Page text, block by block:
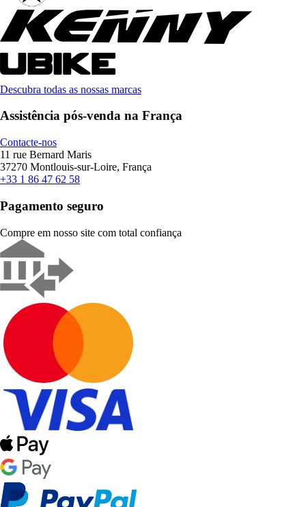
Descubra todas as nossas marcas
Assistência pós-venda na França
Contacte-nos
11 rue Bernard Maris
37270 Montlouis-sur-Loire, França
+33 1 86 47 62 58
Pagamento seguro
Compre em nosso site com total confiança